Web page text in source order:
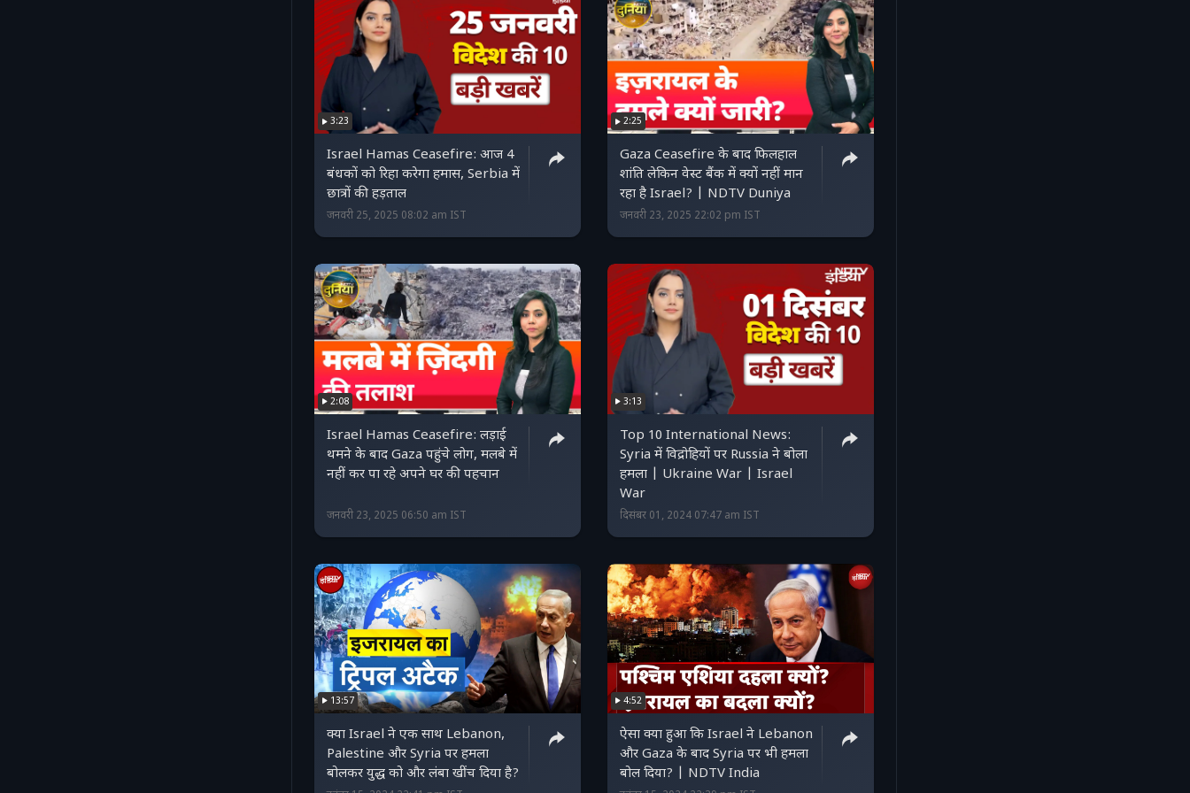
3:23
Israel Hamas Ceasefire: आज 4
बंधकों को रिहा करेगा हमास, Serbia में
छात्रों की हड़ताल
जनवरी 25, 2025 08:02 am IST
2:25
Gaza Ceasefire के बाद फिलहाल
शांति लेकिन वेस्ट बैंक में क्यों नहीं मान
रहा है Israel? | NDTV Duniya
जनवरी 23, 2025 22:02 pm IST
2:08
Israel Hamas Ceasefire: लड़ाई
थमने के बाद Gaza पहुंचे लोग, मलबे में
नहीं कर पा रहे अपने घर की पहचान
जनवरी 23, 2025 06:50 am IST
3:13
Top 10 International News:
Syria में विद्रोहियों पर Russia ने बोला
हमला | Ukraine War | Israel
War
दिसंबर 01, 2024 07:47 am IST
13:57
क्या Israel ने एक साथ Lebanon,
Palestine और Syria पर हमला
बोलकर युद्ध को और लंबा खींच दिया है?
4:52
ऐसा क्या हुआ कि Israel ने Lebanon
और Gaza के बाद Syria पर भी हमला
बोल दिया? | NDTV India